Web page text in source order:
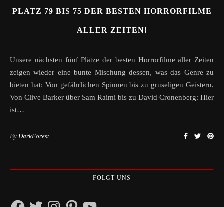
PLATZ 79 BIS 75 DER BESTEN HORRORFILME
ALLER ZEITEN!
Unsere nächsten fünf Plätze der besten Horrorfilme aller Zeiten
zeigen wieder eine bunte Mischung dessen, was das Genre zu
bieten hat: Von gefährlichen Spinnen bis zu gruseligen Geistern.
Von Clive Barker über Sam Raimi bis zu David Cronenberg: Hier
ist…
By DarkForest
FOLGT UNS
FacebookTwitterInstagramPinterestYouTube